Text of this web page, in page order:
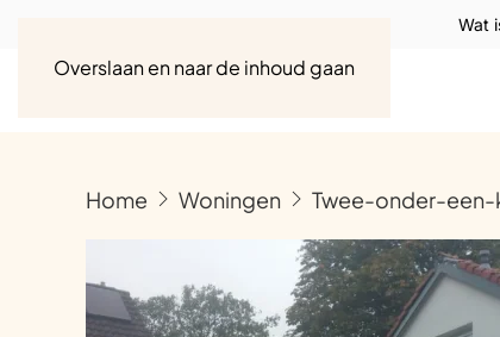
Overslaan en naar de inhoud gaan
Wat
Home Woningen Twee-onder-een-